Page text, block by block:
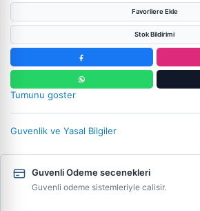
Favorilere Ekle
Stok Bildirimi
Tumunu goster
Guvenlik ve Yasal Bilgiler
Guvenli Odeme secenekleri
Guvenli odeme sistemleriyle calisir.